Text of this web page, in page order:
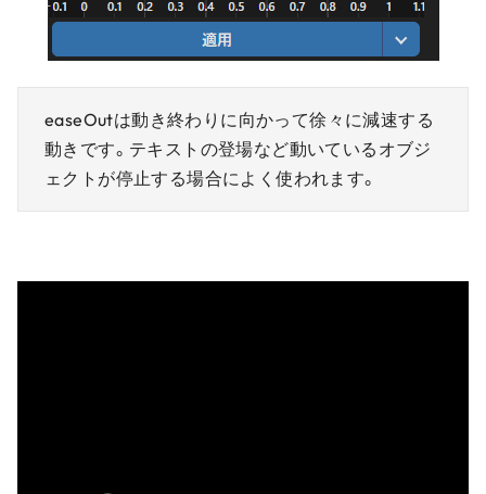
easeOutは動き終わりに向かって徐々に減速する
動きです。テキストの登場など動いているオブジ
ェクトが停止する場合によく使われます。